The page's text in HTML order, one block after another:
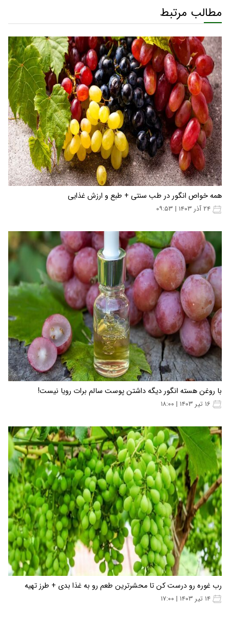
مطالب مرتبط
همه خواص انگور در طب سنتی + طبع و ارزش غذایی
با روغن هسته انگور دیگه داشتن پوست سالم برات رویا نیست!
رب غوره رو درست کن تا محشرترین طعم رو به غذا بدی + طرز تهیه